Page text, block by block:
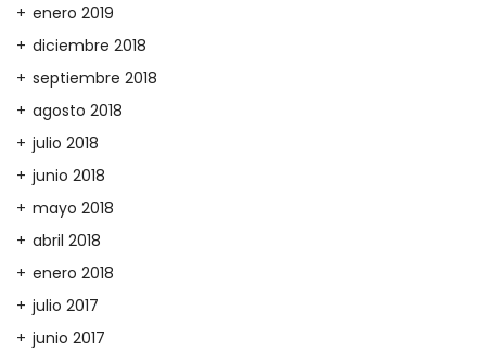
enero 2019
diciembre 2018
septiembre 2018
agosto 2018
julio 2018
junio 2018
mayo 2018
abril 2018
enero 2018
julio 2017
junio 2017